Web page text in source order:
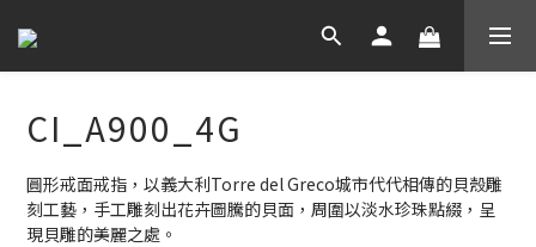
CI_A900_4G
圓形戒面戒指，以義大利Torre del Greco城市代代相傳的貝殼雕
刻工藝，手工雕刻出花卉圖騰的貝面，周圍以淡水珍珠點綴，呈
現貝雕的美麗之處。